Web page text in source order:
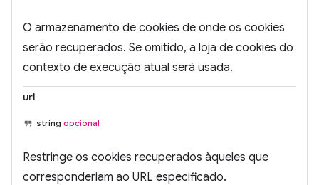
O armazenamento de cookies de onde os cookies
serão recuperados. Se omitido, a loja de cookies do
contexto de execução atual será usada.
url
string opcional
Restringe os cookies recuperados àqueles que
corresponderiam ao URL especificado.